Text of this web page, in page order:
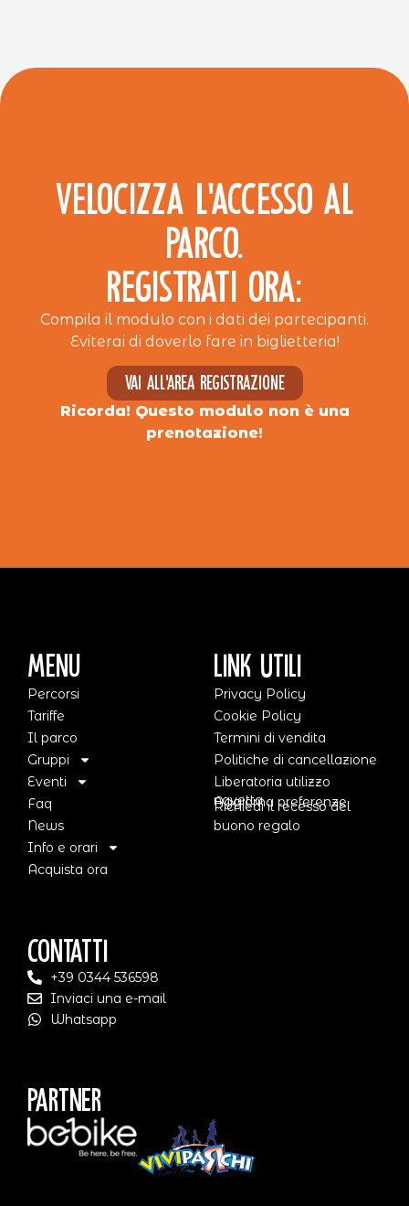
VELOCIZZA L’ACCESSO AL
PARCO.
REGISTRATI ORA:
Compila il modulo con i dati dei partecipanti.
Eviterai di doverlo fare in biglietteria!
Vai all'area registrazione
Ricorda! Questo modulo non è una
prenotazione!
Menu
Percorsi
Tariffe
Il parco
Gruppi
Eventi
Faq
News
Info e orari
Acquista ora
Link Utili
Privacy Policy
Cookie Policy
Termini di vendita
Politiche di cancellazione
Liberatoria utilizzo
navetta
Aggiorna preferenze
Richiedi il recesso del
buono regalo
Contatti
+39 0344 536598
Inviaci una e-mail
Whatsapp
Partner